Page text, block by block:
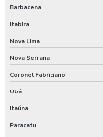
Limpeza de trator
Maquina de aplicar shampoo
Maquina para higienização
Maquina para higienização de
Maquina de higienização de
Máquina de jogar produtos
Barbacena
Itabira
Nova Lima
Nova Serrana
Coronel Fabriciano
Ubá
Itaúna
Paracatu